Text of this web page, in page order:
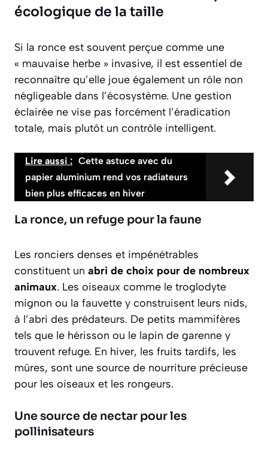
écologique de la taille
Si la ronce est souvent perçue comme une
« mauvaise herbe » invasive, il est essentiel de
reconnaître qu’elle joue également un rôle non
négligeable dans l’écosystème. Une gestion
éclairée ne vise pas forcément l’éradication
totale, mais plutôt un contrôle intelligent.
Lire aussi : Cette astuce avec du
papier aluminium rend vos radiateurs
bien plus efficaces en hiver
La ronce, un refuge pour la faune
Les ronciers denses et impénétrables
constituent un abri de choix pour de nombreux
animaux. Les oiseaux comme le troglodyte
mignon ou la fauvette y construisent leurs nids,
à l’abri des prédateurs. De petits mammifères
tels que le hérisson ou le lapin de garenne y
trouvent refuge. En hiver, les fruits tardifs, les
mûres, sont une source de nourriture précieuse
pour les oiseaux et les rongeurs.
Une source de nectar pour les
pollinisateurs